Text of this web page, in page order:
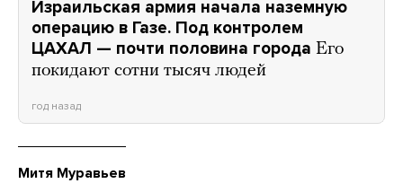
Израильская армия начала наземную
операцию в Газе. Под контролем
ЦАХАЛ — почти половина города Его
покидают сотни тысяч людей
год назад
Митя Муравьев